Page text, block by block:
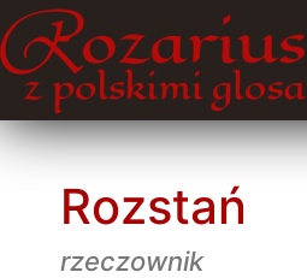
Rozstań
rzeczownik